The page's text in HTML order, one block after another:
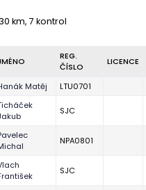
km, 7 kontrol
REG.
ČÍSLO
LICENCE
Matěj LTU0701
SJC
NPA0801
SJC